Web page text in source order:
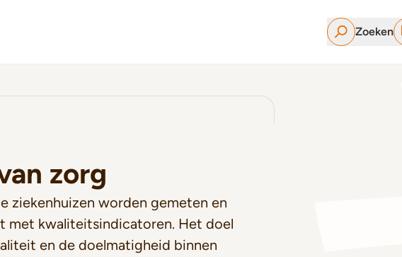
Zoeken
zorg
ziekenhuizen worden gemeten en
met kwaliteitsindicatoren. Het doel
en de doelmatigheid binnen